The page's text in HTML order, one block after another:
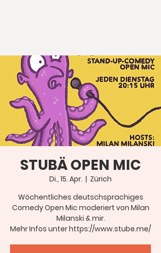
STUBÄ OPEN MIC
Di., 15. Apr.
  |
Zürich
Wöchentliches deutschsprachiges
Comedy Open Mic moderiert von Milan
Milanski & mir.
Mehr Infos unter https://www.stube.me/